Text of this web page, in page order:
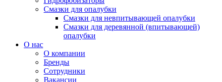
Смазки для опалубки
Смазки для невпитывающей опалубки
Смазки для деревянной (впитывающей)
опалубки
О нас
О компании
Бренды
Сотрудники
Вакансии